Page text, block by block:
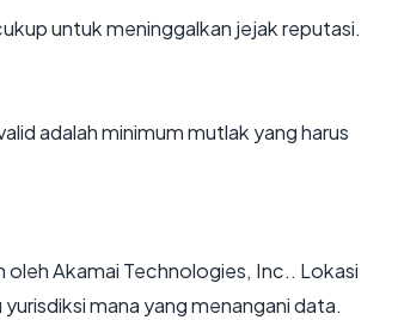
untuk meninggalkan jejak reputasi.
adalah minimum mutlak yang harus
oleh Akamai Technologies, Inc.. Lokasi
mana yang menangani data.